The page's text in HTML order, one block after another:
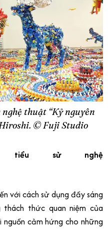
thuật “Kỷ nguyên
©️ Fuji Studio
sử nghệ
với cách sử dụng đầy sáng
thức quan niệm của
cảm hứng cho những